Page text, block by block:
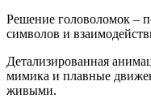
Решение головоломок –
символов и
Детализированная
мимика и плавные
живыми.